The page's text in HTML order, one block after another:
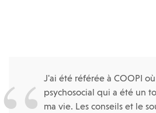
J'ai été référée à COOPI
psychosocial qui a été un
ma vie. Les conseils et le